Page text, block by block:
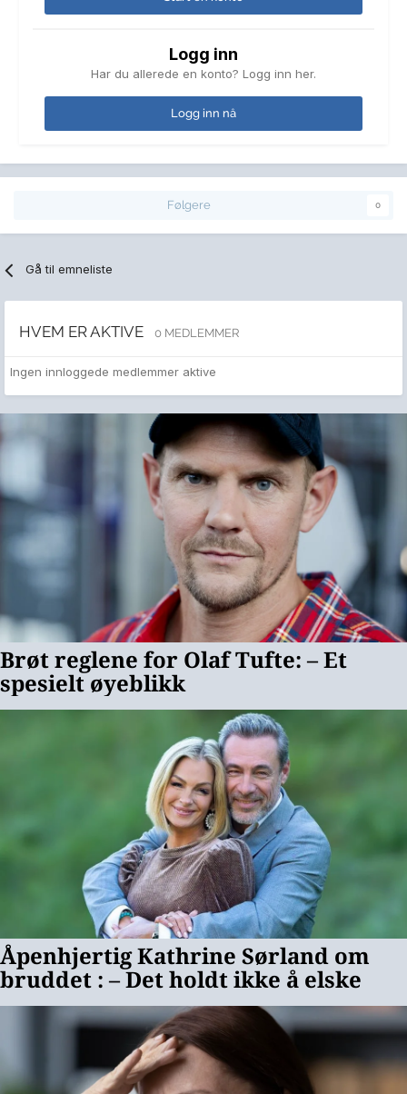
Logg inn
Har du allerede en konto? Logg inn her.
Logg inn nå
Følgere 0
Gå til emneliste
HVEM ER AKTIVE 0 MEDLEMMER
Ingen innloggede medlemmer aktive